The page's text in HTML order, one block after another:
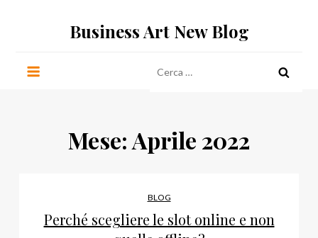
Business Art New Blog
per:
Mese:Aprile 2022
BLOG
Perché scegliere le slot online e non